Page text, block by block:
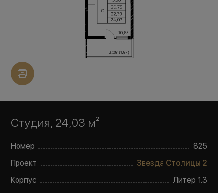
Студия, 24,03 м²
Номер
825
Проект
Звезда Столицы 2
Корпус
Литер 1.3